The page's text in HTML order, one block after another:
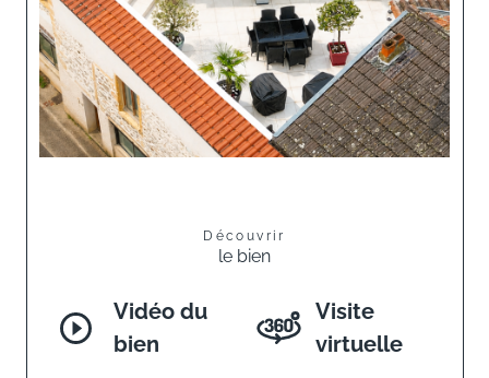
Découvrir
le bien
Vidéo du
bien
Visite
virtuelle